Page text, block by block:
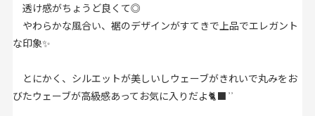
透け感がちょうど良くて◎
やわらかな風合い、裾のデザインがすてきで上品でエレガント
な印象✨
とにかく、シルエットが美しいしウェーブがきれいで丸みをお
びたウェーブが高級感あってお気に入りだよ🐈‍⬛ ͗ ͗